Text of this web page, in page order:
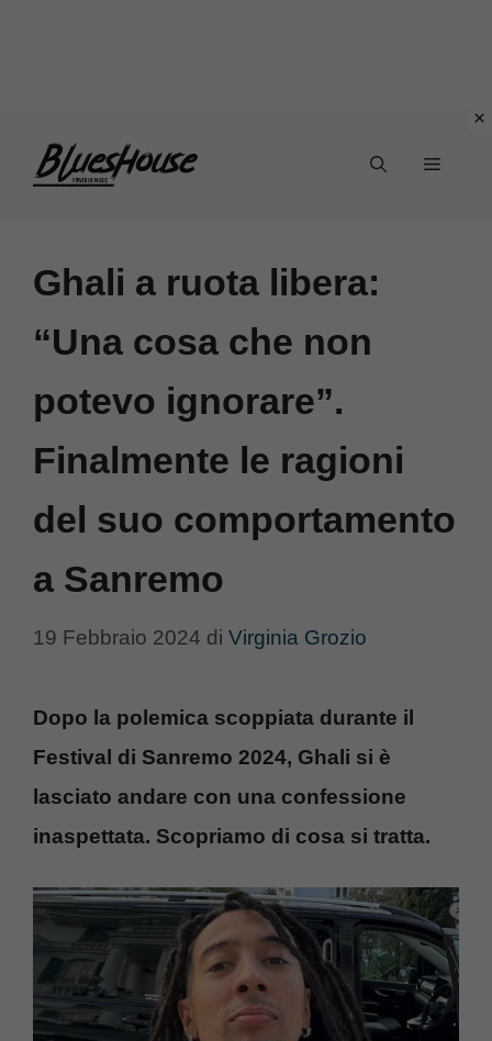
Menu
Ghali a ruota libera:
“Una cosa che non
potevo ignorare”.
Finalmente le ragioni
del suo comportamento
a Sanremo
19 Febbraio 2024 di Virginia Grozio
Dopo la polemica scoppiata durante il
Festival di Sanremo 2024, Ghali si è
lasciato andare con una confessione
inaspettata. Scopriamo di cosa si tratta.